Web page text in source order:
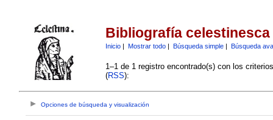
Bibliografía celestinesca
Inicio| Mostrar todo| Búsqueda simple| Búsqueda
1–1 de 1 registro encontrado(s) con los
(RSS):
Opciones de búsqueda y visualización